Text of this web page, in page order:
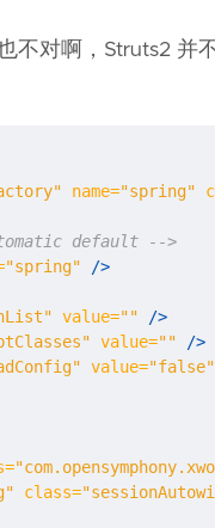
不对啊，Struts2 并
name="spring"
default -->
"spring" />
value=""
/>
value=""
/>
value="false"
class=